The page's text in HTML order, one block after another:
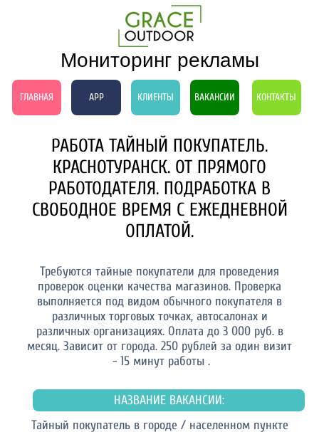
Мониторинг рекламы
ГЛАВНАЯ APP КЛИЕНТЫ ВАКАНСИИ КОНТАКТЫ
РАБОТА ТАЙНЫЙ ПОКУПАТЕЛЬ.
КРАСНОТУРАНСК. ОТ ПРЯМОГО
РАБОТОДАТЕЛЯ. ПОДРАБОТКА В
СВОБОДНОЕ ВРЕМЯ С ЕЖЕДНЕВНОЙ
ОПЛАТОЙ.
Требуются тайные покупатели для проведения
проверок оценки качества магазинов. Проверка
выполняется под видом обычного покупателя в
различных торговых точках, автосалонах и
различных организациях. Оплата до 3 000 руб. в
месяц. Зависит от города. 250 рублей за один визит
- 15 минут работы .
НАЗВАНИЕ ВАКАНСИИ:
Тайный покупатель в городе / населенном пункте